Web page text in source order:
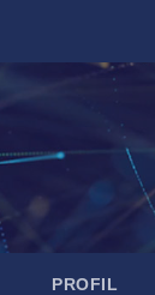
PROFIL